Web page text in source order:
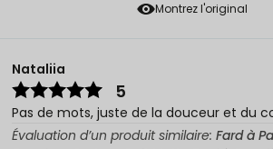
Montrez l'original
Nataliia
5
Pas de mots, juste de la douceur et du
Évaluation d’un produit similaire: Fard à